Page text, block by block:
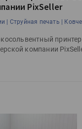
PixSeller
| Струйная печать |
принтер
компании